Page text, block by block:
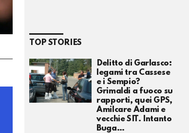
TOP STORIES
Delitto di Garlasco:
legami tra Cassese
e i Sempio?
Grimaldi a fuoco su
rapporti, quei GPS,
Amilcare Adami e
vecchie SIT. Intanto
Buga…